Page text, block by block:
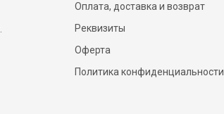
Оплата, доставка и возврат
Реквизиты
Оферта
Политика конфиденциальности